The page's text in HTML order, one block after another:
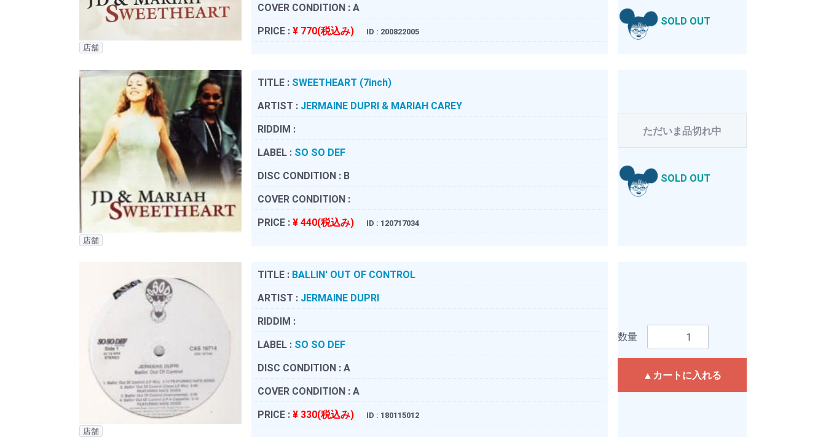
店舗
COVER CONDITION : A
PRICE : ¥ 770(税込み) ID : 200822005
SOLD OUT
店舗
TITLE : SWEETHEART (7inch)
ARTIST : JERMAINE DUPRI & MARIAH CAREY
RIDDIM :
LABEL : SO SO DEF
DISC CONDITION : B
COVER CONDITION :
PRICE : ¥ 440(税込み) ID : 120717034
ただいま品切れ中
SOLD OUT
店舗
TITLE : BALLIN' OUT OF CONTROL
ARTIST : JERMAINE DUPRI
RIDDIM :
LABEL : SO SO DEF
DISC CONDITION : A
COVER CONDITION : A
PRICE : ¥ 330(税込み) ID : 180115012
数量
▲カートに入れる